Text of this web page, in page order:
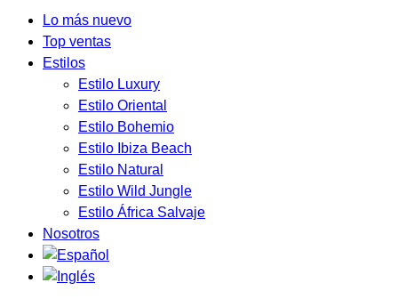
Lo más nuevo
Top ventas
Estilos
Estilo Luxury
Estilo Oriental
Estilo Bohemio
Estilo Ibiza Beach
Estilo Natural
Estilo Wild Jungle
Estilo África Salvaje
Nosotros